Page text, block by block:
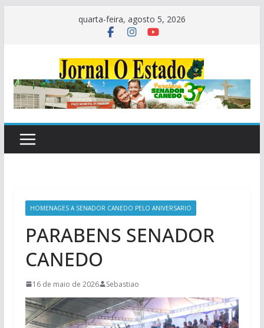
quarta-feira, agosto 5, 2026
HOMENAGES A SENADOR CANEDO PELO ANIVERSARIO
PARABENS SENADOR
CANEDO
16 de maio de 2026 Sebastiao